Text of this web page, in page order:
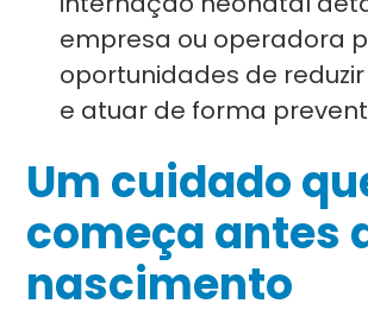
empresa ou operadora
oportunidades de
e atuar de forma
Um cuidado
começa antes
nascimento